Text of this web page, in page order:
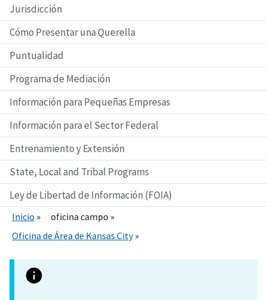
Jurisdicción
Cómo Presentar una Querella
Puntualidad
Programa de Mediación
Información para Pequeñas Empresas
Información para el Sector Federal
Entrenamiento y Extensión
State, Local and Tribal Programs
Ley de Libertad de Información (FOIA)
Inicio
oficina campo
Oficina de Área de Kansas City